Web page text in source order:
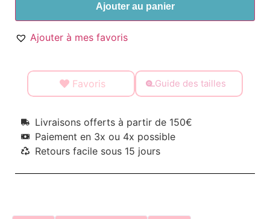
Ajouter au panier
Ajouter à mes favoris
Favoris Guide des tailles
Livraisons offerts à partir de 150€
Paiement en 3x ou 4x possible
Retours facile sous 15 jours